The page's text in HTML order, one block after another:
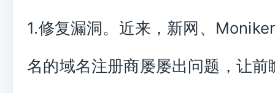
1.修复漏洞。近来，新网、
名的域名注册商屡屡出问题，让前